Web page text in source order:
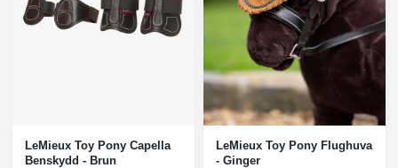
LeMieux Toy Pony Capella
Benskydd - Brun
LeMieux Toy Pony Flughuva
- Ginger